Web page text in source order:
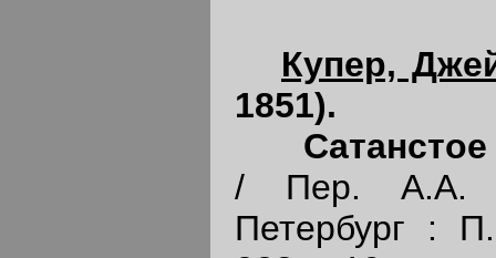
Купер,
1851).
/ Пер. А.А.
Петербург :